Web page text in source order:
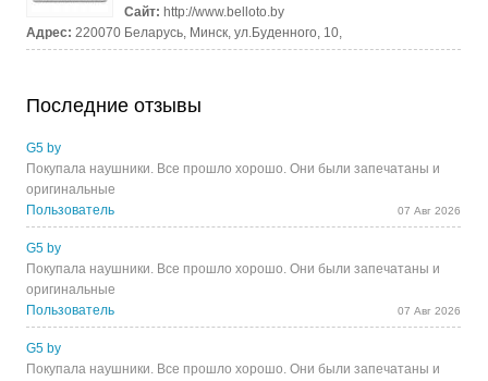
Сайт:http://www.belloto.by
Адрес: 220070 Беларусь, Минск, ул.Буденного, 10,
Последние отзывы
G5 by
Покупала наушники. Все прошло хорошо. Они были запечатаны и
оригинальные
Пользователь
07 Авг 2026
G5 by
Покупала наушники. Все прошло хорошо. Они были запечатаны и
оригинальные
Пользователь
07 Авг 2026
G5 by
Покупала наушники. Все прошло хорошо. Они были запечатаны и